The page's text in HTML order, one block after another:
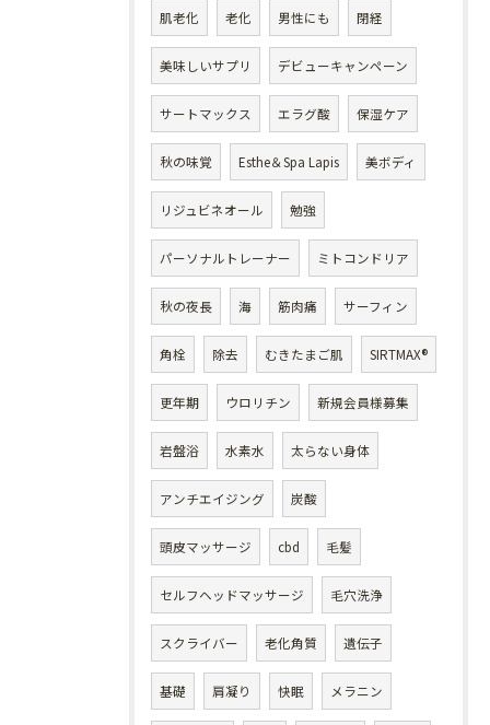
肌老化 老化 男性にも 閉経
美味しいサプリ デビューキャンペーン
サートマックス エラグ酸 保湿ケア
秋の味覚 Esthe＆Spa Lapis 美ボディ
リジュビネオール 勉強
パーソナルトレーナー ミトコンドリア
秋の夜長 海 筋肉痛 サーフィン
角栓 除去 むきたまご肌 SIRTMAX®
更年期 ウロリチン 新規会員様募集
岩盤浴 水素水 太らない身体
アンチエイジング 炭酸
頭皮マッサージ cbd 毛髪
セルフヘッドマッサージ 毛穴洗浄
スクライバー 老化角質 遺伝子
基礎 肩凝り 快眠 メラニン